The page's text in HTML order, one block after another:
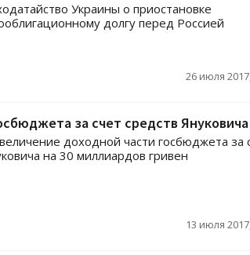
Украины о приостановке
долгу перед Россией
26 июля
за счет средств Януковича
доходной части госбюджета за
на 30 миллиардов гривен
13 июля